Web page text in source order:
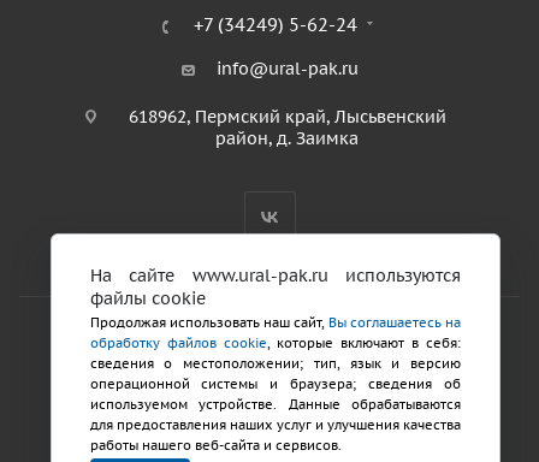
+7 (34249) 5-62-24
info@ural-pak.ru
618962, Пермский край, Лысьвенский
район, д. Заимка
2026 © ООО «ТД Урал ПАК»
Политика конфиденциальности
Разработка сайтов
На сайте www.ural-pak.ru используются
файлы cookie
Продолжая использовать наш сайт, Вы соглашаетесь на
обработку файлов cookie , которые включают в себя:
сведения о местоположении; тип, язык и версию
операционной системы и браузера; сведения об
используемом устройстве. Данные обрабатываются
для предоставления наших услуг и улучшения качества
работы нашего веб-сайта и сервисов.